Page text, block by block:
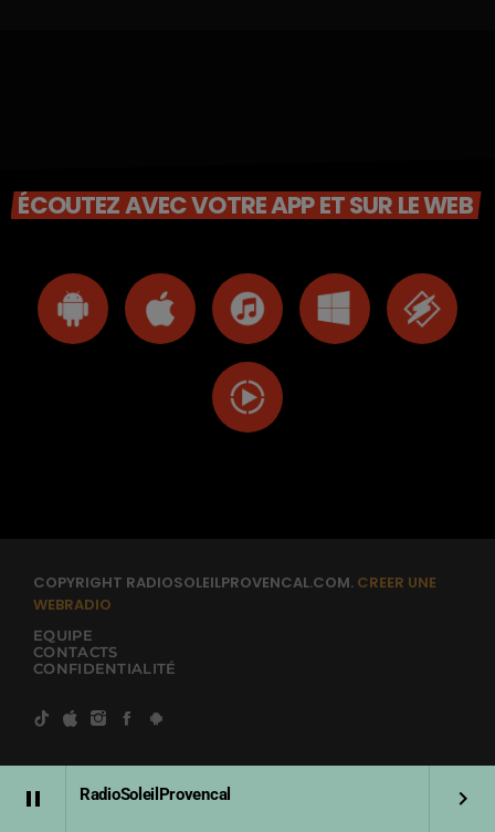
pause RadioSoleilProvencal keyboard_arrow_right
ÉCOUTEZ AVEC VOTRE APP ET SUR LE WEB
COPYRIGHT RADIOSOLEILPROVENCAL.COM. CREER UNE
WEBRADIO
EQUIPE
CONTACTS
CONFIDENTIALITÉ